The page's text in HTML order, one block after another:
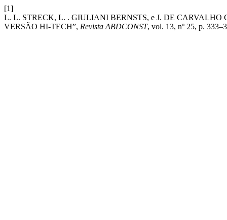
[1]
L. L. STRECK, L. . GIULIANI BERNSTS, e J. DE
VERSÃO HI-TECH”, Revista ABDCONST, vol. 13, nº 25, p.